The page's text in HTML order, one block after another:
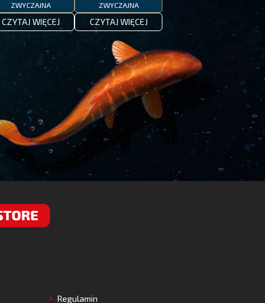
ZWYCZAJNA
CZYTAJ WIĘCEJ
ZWYCZAJNA
CZYTAJ WIĘCEJ
Regulamin